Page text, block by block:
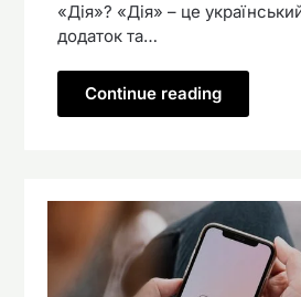
«Дія»? «Дія» – це
додаток та…
Continue reading